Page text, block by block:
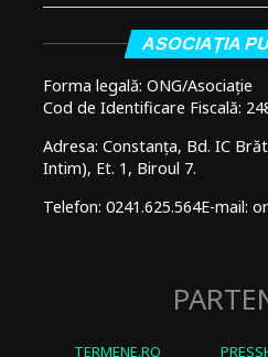
ASOCIAȚIA
Forma legală: ONG/Asociație
Cod de Identificare Fiscală:
Adresa: Constanța, Bd. IC
Intim), Et. 1, Biroul 7.
Telefon: 0241.625.564E-mail:
TERMENE.RO